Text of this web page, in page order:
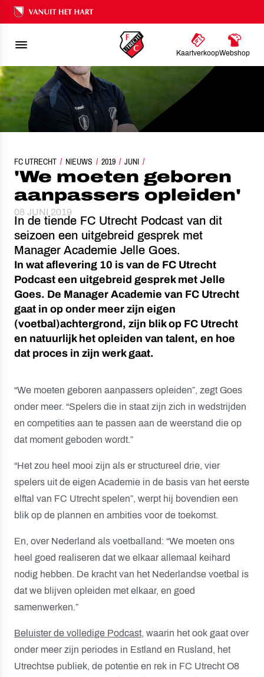
Ons nalatenschap
KaartverkoopWebshop
FC UTRECHT NIEUWS 2019 JUNI
'WE MOETEN GEBOREN AANPASSERS OPLEIDEN'
'We moeten geboren
aanpassers opleiden'
08 JUNI 2019
In de tiende FC Utrecht Podcast van dit
seizoen een uitgebreid gesprek met
Manager Academie Jelle Goes.
In wat aflevering 10 is van de FC Utrecht
Podcast een uitgebreid gesprek met Jelle
Goes. De Manager Academie van FC Utrecht
gaat in op onder meer zijn eigen
(voetbal)achtergrond, zijn blik op FC Utrecht
en natuurlijk het opleiden van talent, en hoe
dat proces in zijn werk gaat.
“We moeten geboren aanpassers opleiden”, zegt Goes
onder meer. “Spelers die in staat zijn zich in wedstrijden
en competities aan te passen aan de weerstand die op
dat moment geboden wordt.”
“Het zou heel mooi zijn als er structureel drie, vier
spelers uit de eigen Academie in de basis van het eerste
elftal van FC Utrecht spelen”, werpt hij bovendien een
blik op de plannen en ambities voor de toekomst.
En, over Nederland als voetballand: “We moeten ons
heel goed realiseren dat we elkaar allemaal keihard
nodig hebben. De kracht van het Nederlandse voetbal is
dat we blijven opleiden met elkaar, en goed
samenwerken.”
Beluister de volledige Podcast, waarin het ook gaat over
onder meer zijn periodes in Estland en Rusland, het
Utrechtse publiek, de potentie en rek in FC Utrecht O8